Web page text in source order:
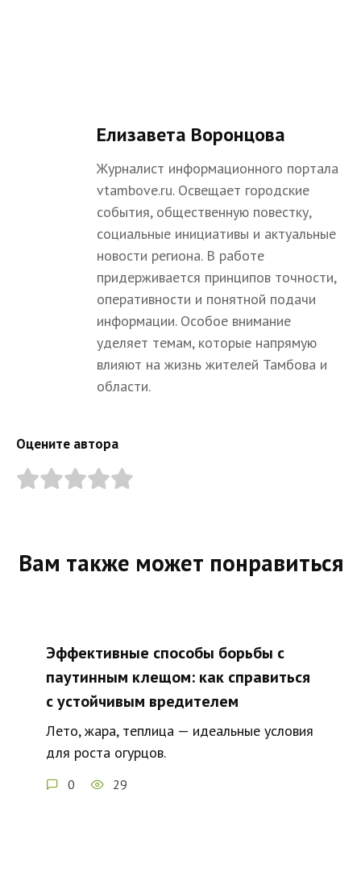
Елизавета Воронцова
Журналист информационного портала
vtambove.ru. Освещает городские
события, общественную повестку,
социальные инициативы и актуальные
новости региона. В работе
придерживается принципов точности,
оперативности и понятной подачи
информации. Особое внимание
уделяет темам, которые напрямую
влияют на жизнь жителей Тамбова и
области.
Оцените автора
Вам также может понравиться
Эффективные способы борьбы с
паутинным клещом: как справиться
с устойчивым вредителем
Лето, жара, теплица — идеальные условия
для роста огурцов.
0 29